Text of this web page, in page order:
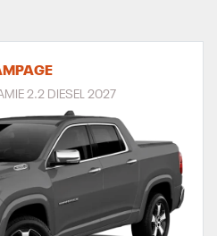
2.2 DIESEL 2027